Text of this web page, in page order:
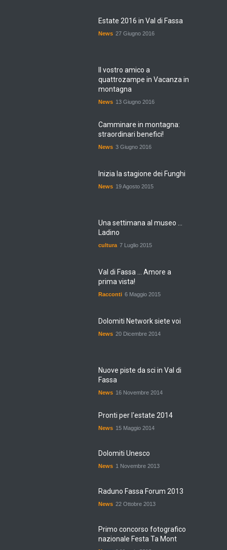
Estate 2016 in Val di Fassa
News 27 Giugno 2016
Il vostro amico a
quattrozampe in Vacanza in
montagna
News 13 Giugno 2016
Camminare in montagna:
straordinari benefici!
News 3 Giugno 2016
Inizia la stagione dei Funghi
News 19 Agosto 2015
Una settimana al museo ...
Ladino
cultura 7 Luglio 2015
Val di Fassa ... Amore a
prima vista!
Racconti 6 Maggio 2015
Dolomiti Network siete voi
News 20 Dicembre 2014
Nuove piste da sci in Val di
Fassa
News 16 Novembre 2014
Pronti per l'estate 2014
News 15 Maggio 2014
Dolomiti Unesco
News 1 Novembre 2013
Raduno Fassa Forum 2013
News 22 Ottobre 2013
Primo concorso fotografico
nazionale Festa Ta Mont